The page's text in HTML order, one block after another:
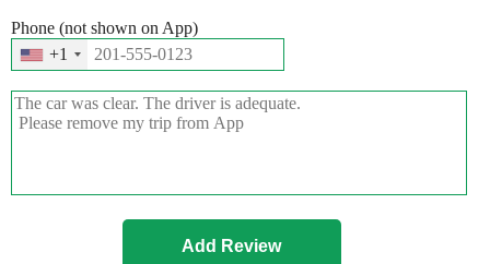
Phone (not shown on App)
+1